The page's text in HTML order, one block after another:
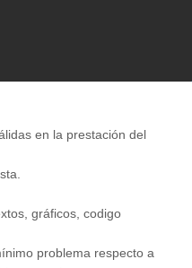
en la prestación del
gráficos, codigo
problema respecto a